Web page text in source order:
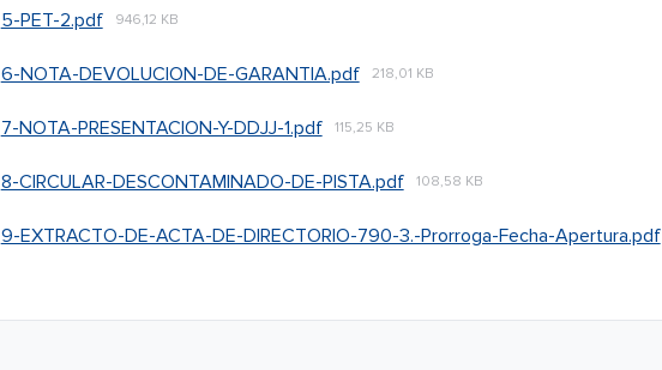
5-PET-2.pdf 946,12 KB
6-NOTA-DEVOLUCION-DE-GARANTIA.pdf 218,01 KB
7-NOTA-PRESENTACION-Y-DDJJ-1.pdf 115,25 KB
8-CIRCULAR-DESCONTAMINADO-DE-PISTA.pdf 108,58 KB
9-EXTRACTO-DE-ACTA-DE-DIRECTORIO-790-3.-Prorroga-Fecha-Apertura.pdf